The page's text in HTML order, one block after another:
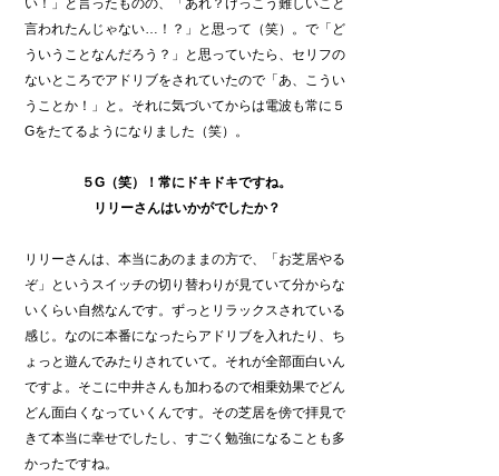
言われたんじゃない…！？」と思って（笑）。で「ど
ういうことなんだろう？」と思っていたら、セリフの
ないところでアドリブをされていたので「あ、こうい
うことか！」と。それに気づいてからは電波も常に５
Gをたてるようになりました（笑）。
５G（笑）！常にドキドキですね。
リリーさんはいかがでしたか？
リリーさんは、本当にあのままの方で、「お芝居やる
ぞ」というスイッチの切り替わりが見ていて分からな
いくらい自然なんです。ずっとリラックスされている
感じ。なのに本番になったらアドリブを入れたり、ち
ょっと遊んでみたりされていて。それが全部面白いん
ですよ。そこに中井さんも加わるので相乗効果でどん
どん面白くなっていくんです。その芝居を傍で拝見で
きて本当に幸せでしたし、すごく勉強になることも多
かったですね。